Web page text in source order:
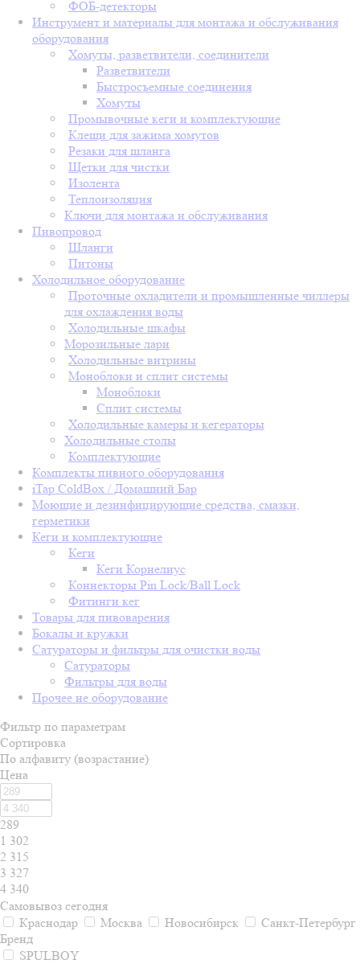
ФОБ-детекторы
Инструмент и материалы для монтажа и обслуживания
оборудования
Хомуты, разветвители, соединители
Разветвители
Быстросъемные соединения
Хомуты
Промывочные кеги и комплектующие
Клещи для зажима хомутов
Резаки для шланга
Щетки для чистки
Изолента
Теплоизоляция
Ключи для монтажа и обслуживания
Пивопровод
Шланги
Питоны
Холодильное оборудование
Проточные охладители и промышленные чиллеры
для охлаждения воды
Холодильные шкафы
Морозильные лари
Холодильные витрины
Моноблоки и сплит системы
Моноблоки
Сплит системы
Холодильные камеры и кегераторы
Холодильные столы
Комплектующие
Комплекты пивного оборудования
iTap ColdBox / Домашний Бар
Моющие и дезинфицирующие средства, смазки,
герметики
Кеги и комплектующие
Кеги
Кеги Корнелиус
Коннекторы Pin Lock/Ball Lock
Фитинги кег
Товары для пивоварения
Бокалы и кружки
Сатураторы и фильтры для очистки воды
Сатураторы
Фильтры для воды
Прочее не оборудование
Фильтр по параметрам
Сортировка
По алфавиту (возрастание)
Цена
289
1 302
2 315
3 327
4 340
Самовывоз сегодня
Краснодар
Москва Новосибирск
Санкт-Петербург
Бренд
SPULBOY